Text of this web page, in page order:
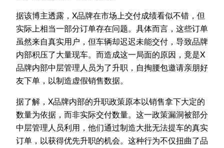
据该博主透露，X品牌在市场上交付成绩看似不错，但
实际上相当一部分订单存在问题。具体而言，这些订单
虽然来自真实用户，但车辆却迟迟未能交付，导致品牌
内部积压了大量现车。而造成这一局面的原因，竟是X
品牌内部中层管理人员为了升职，自掏腰包邀请亲朋好
友下单，以制造虚假销售数据。
据了解，X品牌内部的升职政策原本以销售拿下大定的
数量为依据，而非实际交付数量。这一政策漏洞被部分
中层管理人员利用，他们通过制造大批无法提车的真实
订单，以获得优先升职的机会。这种行为不仅扭曲了品